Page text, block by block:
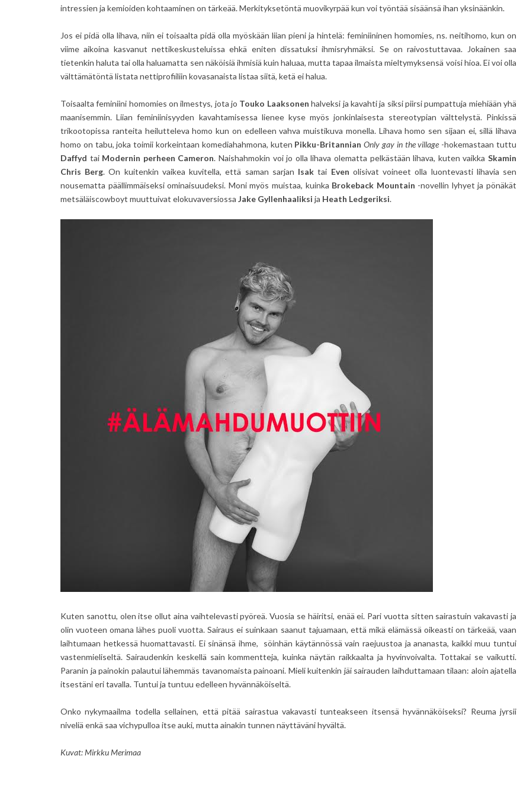
intressien ja kemioiden kohtaaminen on tärkeää. Merkityksetöntä muovikyrpää kun voi työntää sisäänsä ihan yksinäänkin.
Jos ei pidä olla lihava, niin ei toisaalta pidä olla myöskään liian pieni ja hintelä: feminiininen homomies, ns. neitihomo, kun on
viime aikoina kasvanut nettikeskusteluissa ehkä eniten dissatuksi ihmisryhmäksi. Se on raivostuttavaa. Jokainen saa
tietenkin haluta tai olla haluamatta sen näköisiä ihmisiä kuin haluaa, mutta tapaa ilmaista mieltymyksensä voisi hioa. Ei voi olla
välttämätöntä listata nettiprofiiliin kovasanaista listaa siitä, ketä ei halua.
Toisaalta feminiini homomies on ilmestys, jota jo Touko Laaksonen halveksi ja kavahti ja siksi piirsi pumpattuja miehiään yhä
maanisemmin. Liian feminiinisyyden kavahtamisessa lienee kyse myös jonkinlaisesta stereotypian välttelystä. Pinkissä
trikootopissa ranteita heilutteleva homo kun on edelleen vahva muistikuva monella. Lihava homo sen sijaan ei, sillä lihava
homo on tabu, joka toimii korkeintaan komediahahmona, kuten Pikku-Britannian Only gay in the village -hokemastaan tuttu
Daffyd tai Modernin perheen Cameron. Naishahmokin voi jo olla lihava olematta pelkästään lihava, kuten vaikka Skamin
Chris Berg. On kuitenkin vaikea kuvitella, että saman sarjan Isak tai Even olisivat voineet olla luontevasti lihavia sen
nousematta päällimmäiseksi ominaisuudeksi. Moni myös muistaa, kuinka Brokeback Mountain -novellin lyhyet ja pönäkät
metsäläiscowboyt muuttuivat elokuvaversiossa Jake Gyllenhaaliksi ja Heath Ledgeriksi.
Kuten sanottu, olen itse ollut aina vaihtelevasti pyöreä. Vuosia se häiritsi, enää ei. Pari vuotta sitten sairastuin vakavasti ja
olin vuoteen omana lähes puoli vuotta. Sairaus ei suinkaan saanut tajuamaan, että mikä elämässä oikeasti on tärkeää, vaan
laihtumaan hetkessä huomattavasti. Ei sinänsä ihme, söinhän käytännössä vain raejuustoa ja ananasta, kaikki muu tuntui
vastenmieliseltä. Sairaudenkin keskellä sain kommentteja, kuinka näytän raikkaalta ja hyvinvoivalta. Tottakai se vaikutti.
Paranin ja painokin palautui lähemmäs tavanomaista painoani. Mieli kuitenkin jäi sairauden laihduttamaan tilaan: aloin ajatella
itsestäni eri tavalla. Tuntui ja tuntuu edelleen hyvännäköiseltä.
Onko nykymaailma todella sellainen, että pitää sairastua vakavasti tunteakseen itsensä hyvännäköiseksi? Reuma jyrsii
niveliä enkä saa vichypulloa itse auki, mutta ainakin tunnen näyttäväni hyvältä.
Kuvat: Mirkku Merimaa